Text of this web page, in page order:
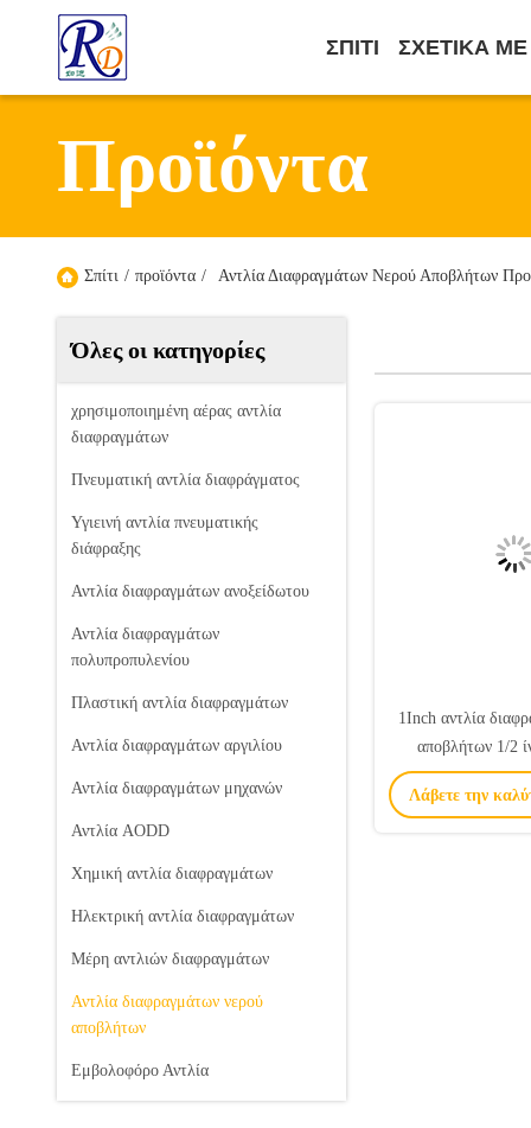
ΣΠΊΤΙ ΣΧΕΤΙΚΆ
Προϊόντα
Σπίτι / προϊόντα / Αντλία Διαφραγμάτων Νερού Αποβλήτων
Όλες οι κατηγορίες
χρησιμοποιημένη αέρας αντλία
διαφραγμάτων
Πνευματική αντλία διαφράγματος
Υγιεινή αντλία πνευματικής
διάφραξης
Αντλία διαφραγμάτων ανοξείδωτου
Αντλία διαφραγμάτων
πολυπροπυλενίου
Πλαστική αντλία διαφραγμάτων
Αντλία διαφραγμάτων αργιλίου
Αντλία διαφραγμάτων μηχανών
Αντλία AODD
Χημική αντλία διαφραγμάτων
Ηλεκτρική αντλία διαφραγμάτων
Μέρη αντλιών διαφραγμάτων
Αντλία διαφραγμάτων νερού
αποβλήτων
Εμβολοφόρο Αντλία
1Inch αντλία
αποβλήτων 1/2
μεταφορά
Λάβετε την